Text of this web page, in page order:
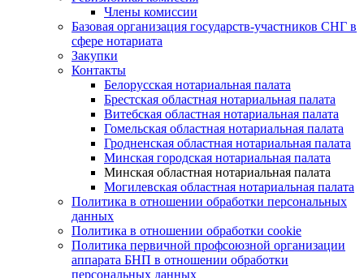
Члены комиссии
Базовая организация государств-участников СНГ в
сфере нотариата
Закупки
Контакты
Белорусская нотариальная палата
Брестская областная нотариальная палата
Витебская областная нотариальная палата
Гомельская областная нотариальная палата
Гродненская областная нотариальная палата
Минская городская нотариальная палата
Минская областная нотариальная палата
Могилевская областная нотариальная палата
Политика в отношении обработки персональных
данных
Политика в отношении обработки cookie
Политика первичной профсоюзной организации
аппарата БНП в отношении обработки
персональных данных